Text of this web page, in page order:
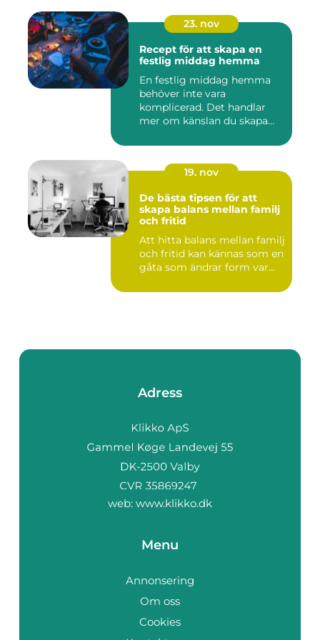
23. nov
Recept för att skapa en
festlig middag hemma
En festlig middag hemma
behöver inte vara
komplicerad. Det handlar
mer om känslan du skapa...
19. nov
De bästa tipsen för att
skapa balans mellan familj
och fritid
Att hitta balans mellan familj
och fritid kan kännas som en
gåta som ändrar form var...
Adress
web: www.klikko.dk
Menu
Annonsering
Om oss
Cookies